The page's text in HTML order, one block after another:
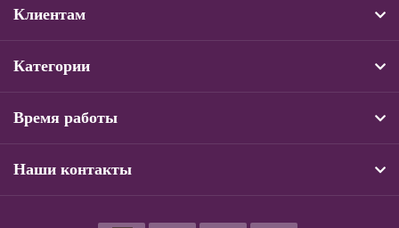
Клиентам
Категории
Время работы
Наши контакты